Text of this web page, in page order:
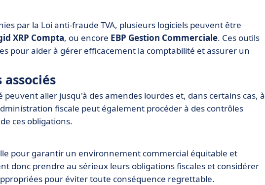
par la Loi anti-fraude TVA, plusieurs logiciels peuvent être
XRP Compta, ou encore EBP Gestion Commerciale. Ces outils
pour aider à gérer efficacement la comptabilité et assurer un
aller jusqu'à des amendes lourdes et, dans certains cas, à
fiscale peut également procéder à des contrôles
ces obligations.
pour garantir un environnement commercial équitable et
donc prendre au sérieux leurs obligations fiscales et considérer
pour éviter toute conséquence regrettable.